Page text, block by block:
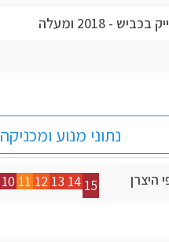
- 2018 ומעלה
נתוני מנוע ומכניקה
היצרן 10 11 12 13 14 15